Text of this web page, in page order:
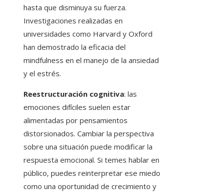
hasta que disminuya su fuerza.
Investigaciones realizadas en
universidades como Harvard y Oxford
han demostrado la eficacia del
mindfulness en el manejo de la ansiedad
y el estrés.
Reestructuración cognitiva: las
emociones difíciles suelen estar
alimentadas por pensamientos
distorsionados. Cambiar la perspectiva
sobre una situación puede modificar la
respuesta emocional. Si temes hablar en
público, puedes reinterpretar ese miedo
como una oportunidad de crecimiento y